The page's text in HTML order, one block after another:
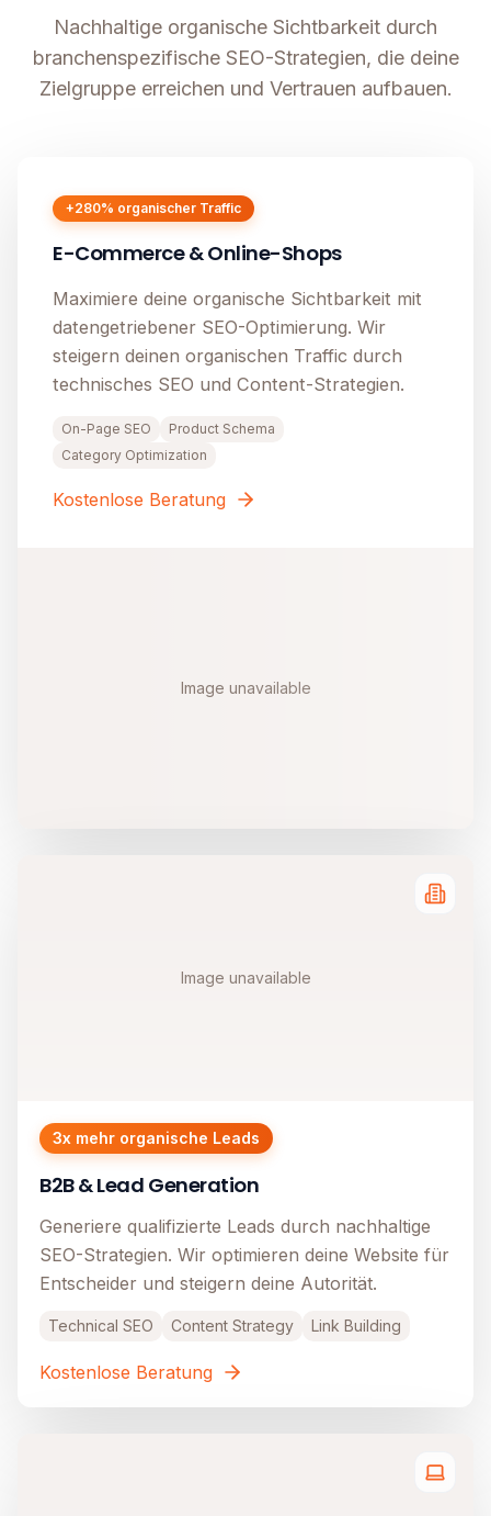
Nachhaltige organische Sichtbarkeit durch
branchenspezifische SEO-Strategien, die deine
Zielgruppe erreichen und Vertrauen aufbauen.
+280% organischer Traffic
E-Commerce & Online-Shops
Maximiere deine organische Sichtbarkeit mit
datengetriebener SEO-Optimierung. Wir
steigern deinen organischen Traffic durch
technisches SEO und Content-Strategien.
On-Page SEO
Product Schema
Category Optimization
Kostenlose Beratung
Image unavailable
Image unavailable
3x mehr organische Leads
B2B & Lead Generation
Generiere qualifizierte Leads durch nachhaltige
SEO-Strategien. Wir optimieren deine Website für
Entscheider und steigern deine Autorität.
Technical SEO Content Strategy Link Building
Kostenlose Beratung